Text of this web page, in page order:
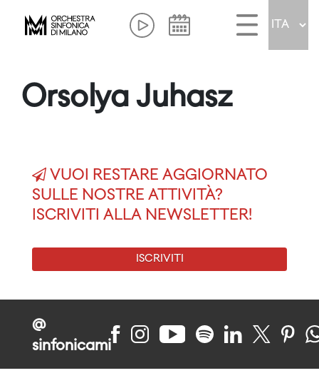
Orsolya Juhasz
VUOI RESTARE AGGIORNATO
SULLE NOSTRE ATTIVITÀ?
ISCRIVITI ALLA NEWSLETTER!
ISCRIVITI
@
sinfonicami